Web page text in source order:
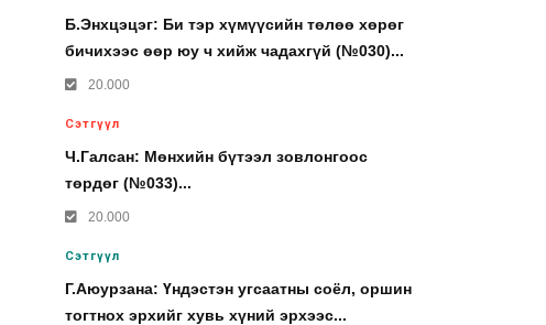
Б.Энхцэцэг: Би тэр хүмүүсийн төлөө хөрөг
бичихээс өөр юу ч хийж чадахгүй (№030)...
20.000
Сэтгүүл
Ч.Галсан: Мөнхийн бүтээл зовлонгоос
төрдөг (№033)...
20.000
Сэтгүүл
Г.Аюурзана: Үндэстэн угсаатны соёл, оршин
тогтнох эрхийг хувь хүний эрхээс...